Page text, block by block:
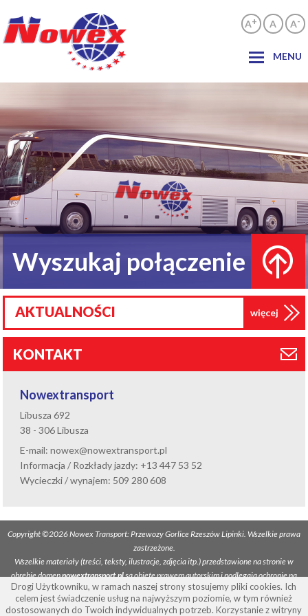
A+ A A-
MENU
Wyszukaj połączenie
AKTUALNOŚCI więcej
KONTAKT
Nowextransport
Libusza 692
38 - 306 Libusza
E-mail: nowex@nowextransport.pl
Informacja / Rozkłady jazdy: +13 447 53 52
Wycieczki / wynajem: 509 280 608
Copyright ©2026 Nowex Transport: Przewozy Gorlice Rzeszów Lipinki. Wszelkie prawa
zastrzeżone.
Wszelkie materiały (treści, teksty, ilustracje, zdjęcia itp.) przedstawione na stronie w
obrębie domennowextransport.plsą objęte prawem autorskim i podlegają ochronie na
mocy "Ustawy o prawie autorskim i prawach pokrewnych" z dnia 4 lutego 1994 roku
(tekst ujednolicony: Dz.U. 2006 nr 90 poz. 631). Kopiowanie, przetwarzanie,
Drogi Użytkowniku, w ramach naszej strony stosujemy pliki cookies. Ich
celem jest świadczenie usług na najwyższym poziomie, w tym również
dostosowanych do Twoich indywidualnych potrzeb. Korzystanie z witryny